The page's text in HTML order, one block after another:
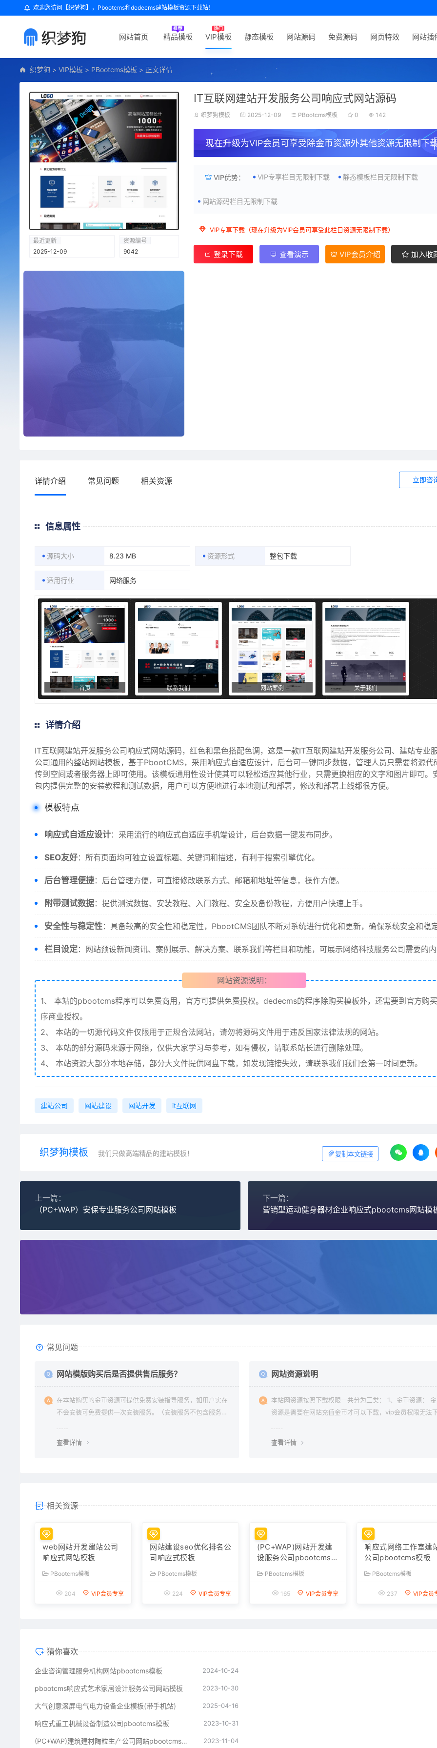
欢迎您访问【织梦狗】，Pbootcms和dedecms建站模板资源下载站！
网站首页 精品模板 VIP模板 静态模板 网站源码 免费源码 网页特效 网站插
织梦狗 > VIP模板 > PBootcms模板 > 正文详情
最近更新
2025-12-09
资源编号
9042
IT互联网建站开发服务公司响应式网站源码
织梦狗模板 2025-12-09 PBootcms模板 0 142
现在升级为VIP会员可享受除金币资源外其他资源无限制下
VIP优势： VIP专享栏目无限制下载 静态模板栏目无限制下载
网站源码栏目无限制下载
VIP专享下载（现在升级为VIP会员可享受此栏目资源无限制下载）
登录下载 查看演示 VIP会员介绍 加入收
详情介绍 常见问题 相关资源 立即咨
信息属性
源码大小 8.23 MB 资源形式 整包下载
适用行业 网络服务
首页 联系我们 网站案例 关于我们
详情介绍
IT互联网建站开发服务公司响应式网站源码，红色和黑色搭配色调，这是一款IT互联网建站开发服务公司、建站专业
公司通用的整站网站模板，基于PbootCMS，采用响应式自适应设计，后台可一键同步数据，管理人员只需要将源代
传到空间或者服务器上即可使用。该模板通用性设计使其可以轻松适应其他行业，只需更换相应的文字和图片即可。
包内提供完整的安装教程和测试数据，用户可以方便地进行本地测试和部署，修改和部署上线都很方便。
模板特点
响应式自适应设计：采用流行的响应式自适应手机端设计，后台数据一键发布同步。
SEO友好：所有页面均可独立设置标题、关键词和描述，有利于搜索引擎优化。
后台管理便捷：后台管理方便，可直接修改联系方式、邮箱和地址等信息，操作方便。
附带测试数据：提供测试数据、安装教程、入门教程、安全及备份教程，方便用户快速上手。
安全性与稳定性：具备较高的安全性和稳定性，PbootCMS团队不断对系统进行优化和更新，确保系统安全和稳
栏目设定：网站预设新闻资讯、案例展示、解决方案、联系我们等栏目和功能，可展示网络科技服务公司需要的
网站资源说明：
1、
本站的pbootcms程序可以免费商用，官方可提供免费授权。dedecms的程序除购买模板外，还需要到官方购
序商业授权。
2、
本站的一切源代码文件仅限用于正规合法网站，请勿将源码文件用于违反国家法律法规的网站。
3、
本站的部分源码来源于网络，仅供大家学习与参考，如有侵权，请联系站长进行删除处理。
4、
本站资源大部分本地存储，部分大文件提供网盘下载，如发现链接失效，请联系我们我们会第一时间更新。
建站公司 网站建设 网站开发 it互联网
织梦狗模板 我们只做高端精品的建站模板！ 复制本文链接
上一篇：
（PC+WAP）安保专业服务公司网站模板
下一篇：
营销型运动健身器材企业响应式pbootcms网站模
常见问题
网站模版购买后是否提供售后服务？
在本站购买的金币资源可提供免费安装指导服务，如用户实在
不会安装可免费提供一次安装服务。（安装服务不包含服务器
查看详情
网站资源说明
本站网资源按照下载权限一共分为三类： 1、金币资源：
资源是需要在网站充值金币才可以下载，vip会员权限无法
查看详情
相关资源
web网站开发建站公司
响应式网站模板
204 VIP会员专享
网站建设seo优化排名公
司响应式模板
PBootcms模板
224 VIP会员专享
(PC+WAP)网站开发建
设服务公司pbootcms模
PBootcms模板
165 VIP会员专享
响应式网络工作室建
公司pbootcms模板
PBootcms模板
237 VIP会员